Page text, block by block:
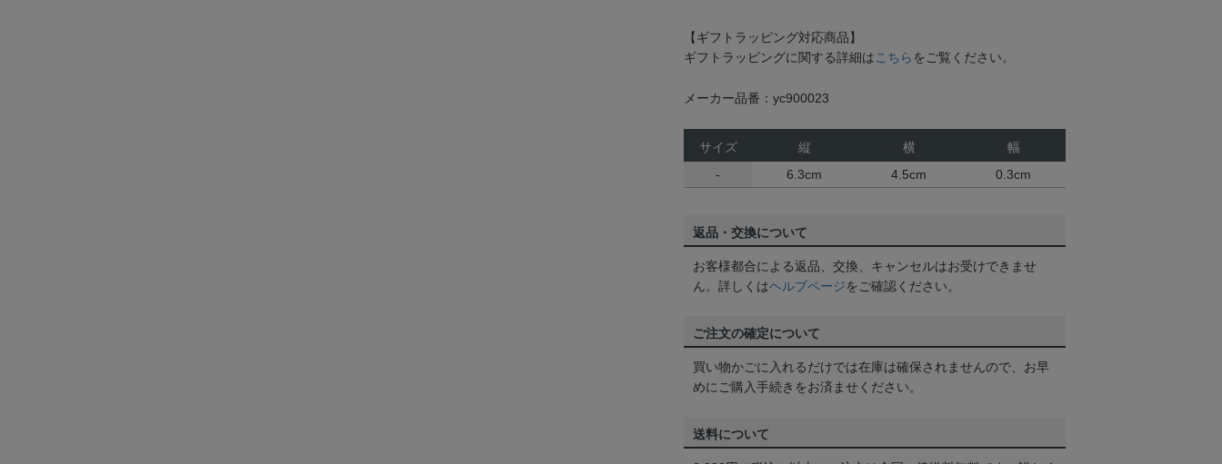
【ギフトラッピング対応商品】
ギフトラッピングに関する詳細は こちら をご覧ください。
メーカー品番：yc900023
サイズ 縦 横
幅
-
6.3cm 4.5cm 0.3cm
返品・交換について
お客様都合による返品、交換、キャンセルはお受けできませ
ん。詳しくはヘルプページをご確認ください。
ご注文の確定について
買い物かごに入れるだけでは在庫は確保されませんので、お早
めにご購入手続きをお済ませください。
送料について